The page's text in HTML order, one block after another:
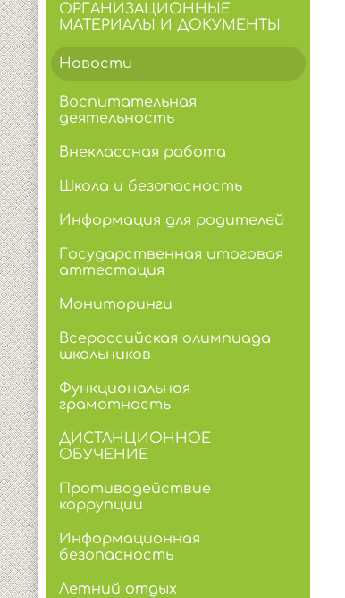
ОРГАНИЗАЦИОННЫЕ
МАТЕРИАЛЫ И ДОКУМЕНТЫ
Новости
Воспитательная
деятельность
Внеклассная работа
Школа и безопасность
Информация для родителей
Государственная итоговая
аттестация
Мониторинги
Всероссийская олимпиада
школьников
Функциональная
грамотность
ДИСТАНЦИОННОЕ
ОБУЧЕНИЕ
Противодействие
коррупции
Информационная
безопасность
Летний отдых